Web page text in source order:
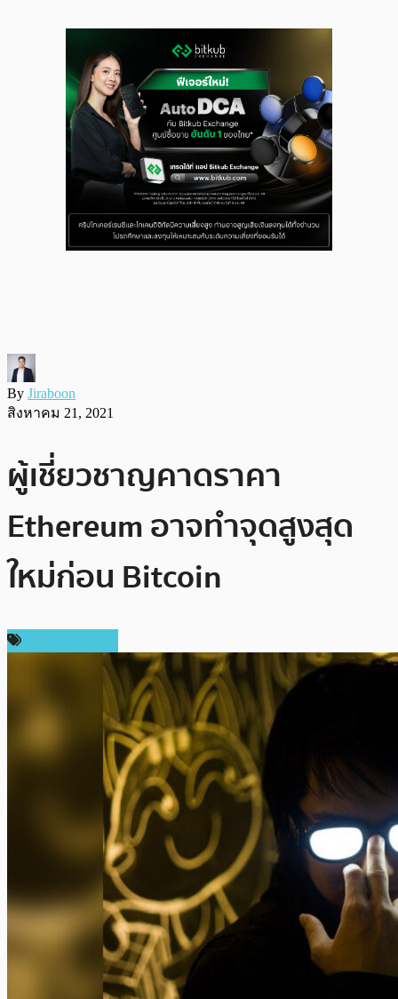
By Jiraboon
สิงหาคม 21, 2021
ผู้เชี่ยวชาญคาดราคา
Ethereum อาจทำจุดสูงสุด
ใหม่ก่อน Bitcoin